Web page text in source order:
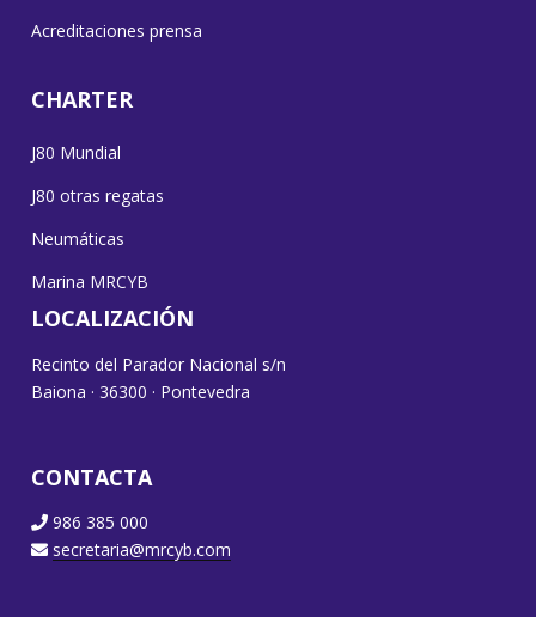
Acreditaciones prensa
CHARTER
J80 Mundial
J80 otras regatas
Neumáticas
Marina MRCYB
LOCALIZACIÓN
Recinto del Parador Nacional s/n
Baiona · 36300 · Pontevedra
CONTACTA
986 385 000
secretaria@mrcyb.com